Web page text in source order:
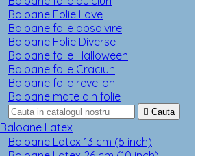
Baloane Folie Love
Baloane folie absolvire
Baloane Folie Diverse
Baloane folie Halloween
Baloane folie Craciun
Baloane folie revelion
Baloane mate din folie
 Cauta
Baloane Latex
Baloane Latex 13 cm (5 inch)